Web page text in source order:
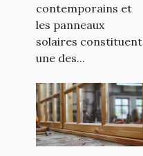
contemporains et
les panneaux
solaires constituent
une des...